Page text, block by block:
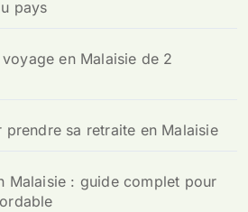
pays
en Malaisie de 2
sa retraite en Malaisie
Malaisie : guide complet pour